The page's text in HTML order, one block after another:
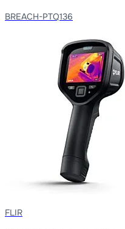
BREACH-PTQ136
FLIR